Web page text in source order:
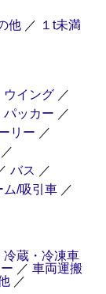
他 ／ １t未満
ウイング ／
パッカー ／
リー ／
／
バス ／
ム/吸引車 ／
冷蔵・冷凍車
／ 車両運搬
／